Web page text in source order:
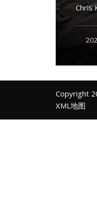
Chris
Copyright
XML地图